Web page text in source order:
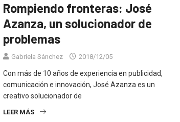
Rompiendo fronteras: José
Azanza, un solucionador de
problemas
Gabriela Sánchez 2018/12/05
Con más de 10 años de experiencia en publicidad,
comunicación e innovación, José Azanza es un
creativo solucionador de
LEER MÁS